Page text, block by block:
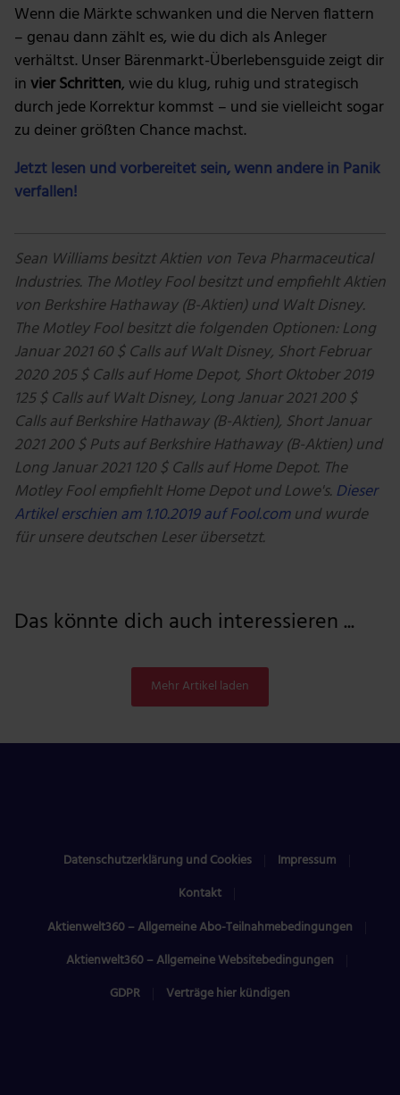
Wenn die Märkte schwanken und die Nerven flattern
– genau dann zählt es, wie du dich als Anleger
verhältst. Unser Bärenmarkt-Überlebensguide zeigt dir
invier Schritten, wie du klug, ruhig und strategisch
durch jede Korrektur kommst – und sie vielleicht sogar
zu deiner größten Chance machst.
Jetzt lesen und vorbereitet sein, wenn andere in Panik
verfallen!
Sean Williams besitzt Aktien von Teva Pharmaceutical
Industries. The Motley Fool besitzt und empfiehlt Aktien
von Berkshire Hathaway (B-Aktien) und Walt Disney.
The Motley Fool besitzt die folgenden Optionen: Long
Januar 2021 60 $ Calls auf Walt Disney, Short Februar
2020 205 $ Calls auf Home Depot, Short Oktober 2019
125 $ Calls auf Walt Disney, Long Januar 2021 200 $
Calls auf Berkshire Hathaway (B-Aktien), Short Januar
2021 200 $ Puts auf Berkshire Hathaway (B-Aktien) und
Long Januar 2021 120 $ Calls auf Home Depot. The
Motley Fool empfiehlt Home Depot und Lowe's. Dieser
Artikel erschien am 1.10.2019 auf Fool.comund wurde
für unsere deutschen Leser übersetzt.
Das könnte dich auch interessieren ...
Mehr Artikel laden
Datenschutzerklärung und Cookies
Impressum
Kontakt
Aktienwelt360 – Allgemeine Abo-Teilnahmebedingungen
Aktienwelt360 – Allgemeine Websitebedingungen
GDPR
Verträge hier kündigen